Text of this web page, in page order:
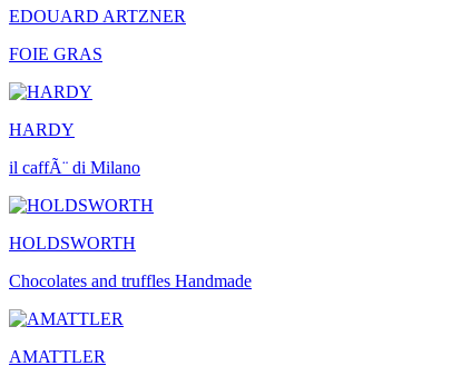
EDOUARD ARTZNER
FOIE GRAS
HARDY
il caffÃ¨ di Milano
HOLDSWORTH
Chocolates and truffles Handmade
AMATTLER